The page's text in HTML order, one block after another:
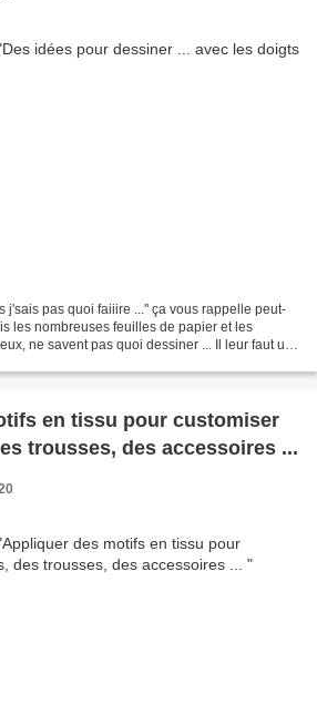
j'sais pas quoi faiiire ..." ça vous rappelle peut-
les nombreuses feuilles de papier et les
ne savent pas quoi dessiner ... Il leur faut un
en tissu pour customiser
trousses, des accessoires ...